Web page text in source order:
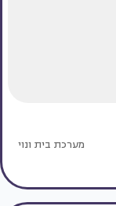
מערכת בית ונוי